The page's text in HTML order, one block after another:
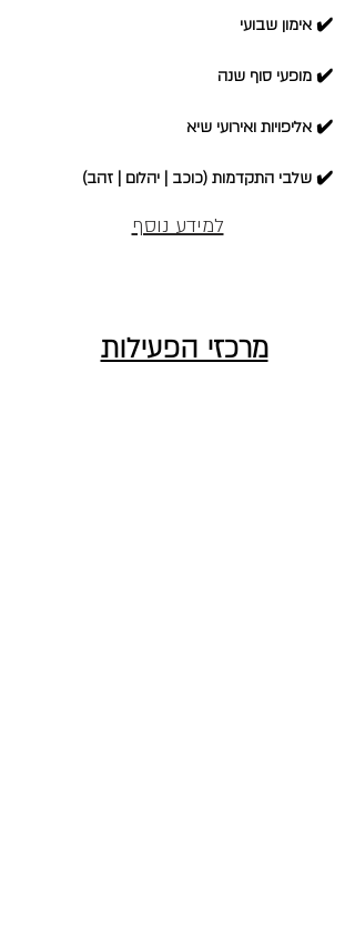
✔️ אימון שבועי
✔️ מופעי סוף שנה
✔️ אליפויות ואירועי שיא
✔️ שלבי התקדמות (כוכב | יהלום | זהב)
למידע נוסף
מרכזי הפעילות